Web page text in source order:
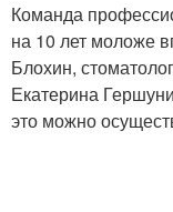
Команда
на 10 лет моложе
Блохин,
Екатерина
это можно